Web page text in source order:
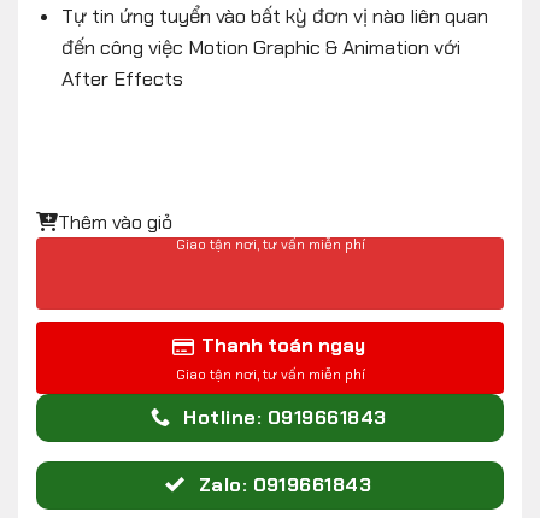
Tự tin ứng tuyển vào bất kỳ đơn vị nào liên quan
đến công việc Motion Graphic & Animation với
After Effects
Thêm vào giỏ
Thanh toán ngay
Hotline: 0919661843
Zalo: 0919661843